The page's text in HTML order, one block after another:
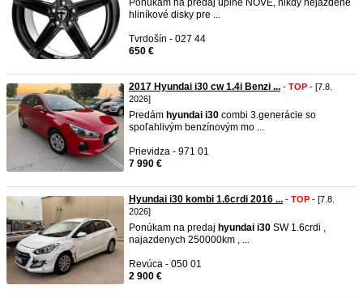
Ponúkam na predaj úplne NOVÉ, nikdy nejazdené
hliníkové disky pre ...
Tvrdošín - 027 44
650 €
2017 Hyundai i30 cw 1.4i Benzi ... - TOP - [7.8.
2026]
Predám hyundai i30 combi 3.generácie so
spoľahlivým benzínovým mo ...
Prievidza - 971 01
7 990 €
Hyundai i30 kombi 1.6crdi 2016 ... - TOP - [7.8.
2026]
Ponúkam na predaj hyundai i30 SW 1.6crdi ,
najazdenych 250000km , ...
Revúca - 050 01
2 900 €